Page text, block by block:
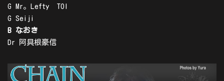
G Mr。Lefty TOI
G Seiji
B なおき
Dr 阿具根豪信